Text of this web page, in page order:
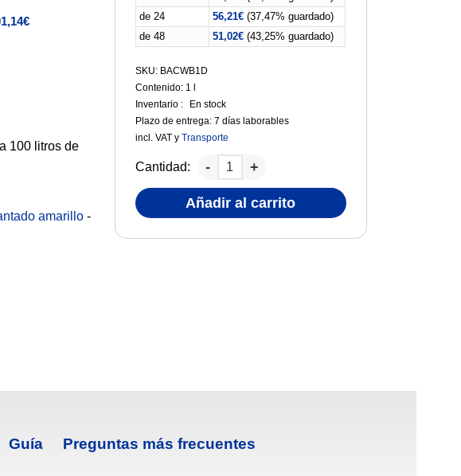
€
100 litros de
amarillo -
de 24
56,21€(37,47% guardado)
de 48
51,02€(43,25% guardado)
SKU: BACWB1D
Contenido: 1 l
Inventario :
En stock
Plazo de entrega: 7 días laborables
incl. VAT y Transporte
Cantidad:
Añadir al carrito
Guía Preguntas más frecuentes